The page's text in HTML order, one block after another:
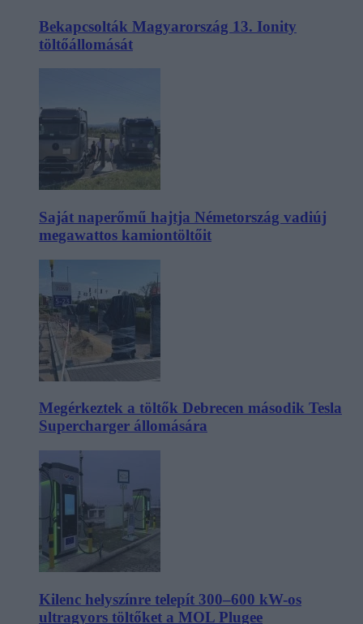
Bekapcsolták Magyarország 13. Ionity
töltőállomását
Saját naperőmű hajtja Németország vadiúj
megawattos kamiontöltőit
Megérkeztek a töltők Debrecen második Tesla
Supercharger állomására
Kilenc helyszínre telepít 300–600 kW-os
ultragyors töltőket a MOL Plugee